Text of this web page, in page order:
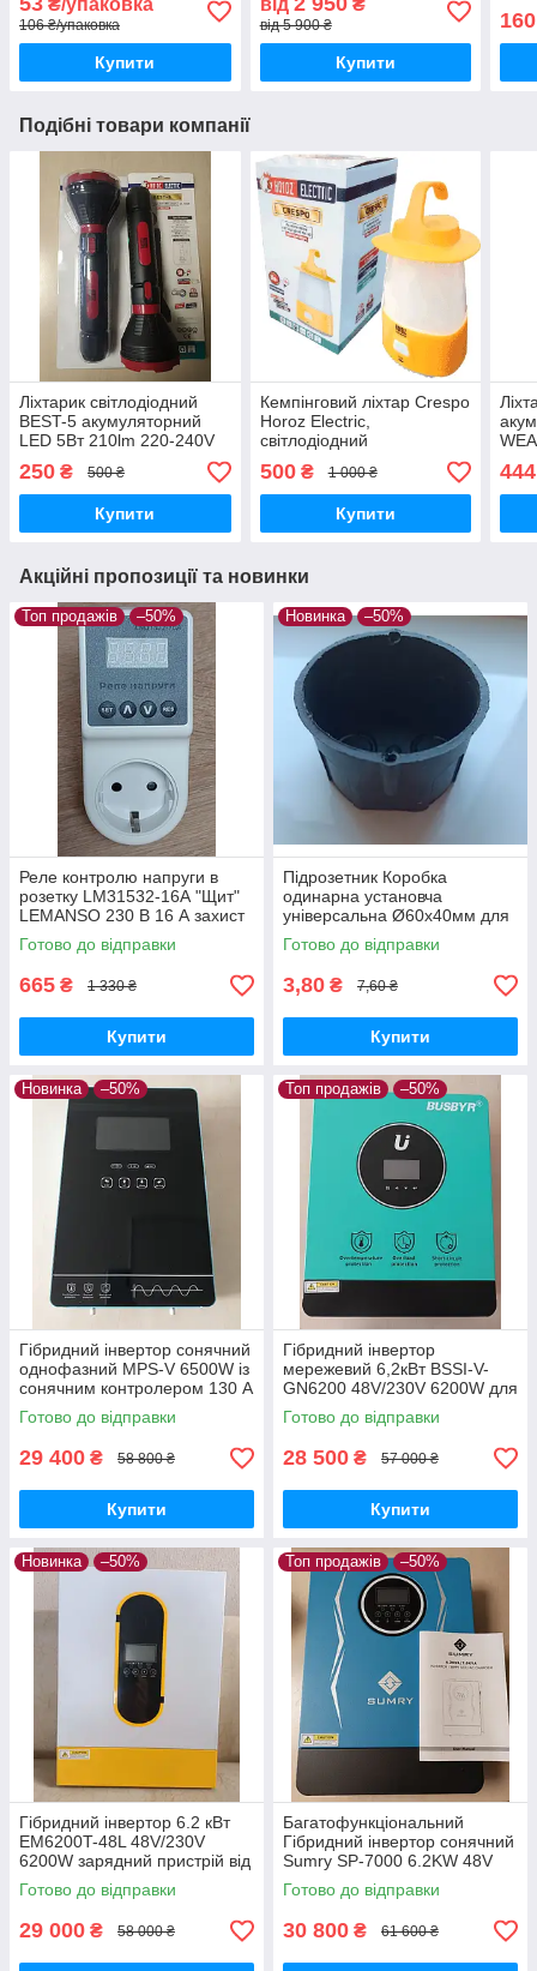
монтажу
106 ₴/упаковка
Купити
від 5 900 ₴
Купити
160
Подібні товари компанії
Ліхтарик світлодіодний
BEST-5 акумуляторний
LED 5Вт 210lm 220-240V
HOROZ ручний
250 ₴ 500 ₴
Купити
Кемпінговий ліхтар Crespo
Horoz Electric,
світлодіодний
акумуляторний світильник
з 3-х ступінчастим
димером.
500₴ 1 000 ₴
Купити
та
444
Акційні пропозиції та новинки
Топ продажів –50%
Реле контролю напруги в
розетку LM31532-16А "Щит"
LEMANSO 230 В 16 А захист
перепадів напруги
Готово до відправки
665 ₴ 1 330 ₴
Купити
Новинка –50%
Підрозетник Коробка
одинарна установча
універсальна Ø60х40мм для
прокладки проводки у
житлових та офісних
приміщеннях
Готово до відправки
3,80 ₴ 7,60 ₴
Купити
Новинка –50%
Гібридний інвертор сонячний
однофазний MPS-V 6500W із
сонячним контролером 130 A
MPPT 6.5 кВт 48В скляний
сенсорний екран
Готово до відправки
29 400 ₴ 58 800 ₴
Купити
Топ продажів –50%
Гібридний інвертор
мережевий 6,2кВт BSSI-V-
GN6200 48V/230V 6200W для
сонячної системи BUSBYR
Готово до відправки
28 500 ₴ 57 000 ₴
Купити
Новинка –50%
Гібридний інвертор 6.2 кВт
EM6200T-48L 48V/230V
6200W зарядний пристрій від
мережі MPPT контролер для
сонячних панелей
Готово до відправки
29 000 ₴ 58 000 ₴
Топ продажів –50%
Багатофункціональний
Гібридний інвертор сонячний
Sumry SP-7000 6.2KW 48V
ефективне резервне
електропостачання для дому
та офісу
Готово до відправки
30 800 ₴ 61 600 ₴